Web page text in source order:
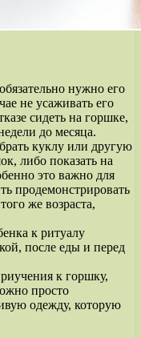
нужно его
не усаживать его
сидеть на горшке,
до месяца.
куклу или другую
либо показать на
это важно для
продемонстрировать
же возраста,
к ритуалу
после еды и перед
к горшку,
просто
одежду, которую